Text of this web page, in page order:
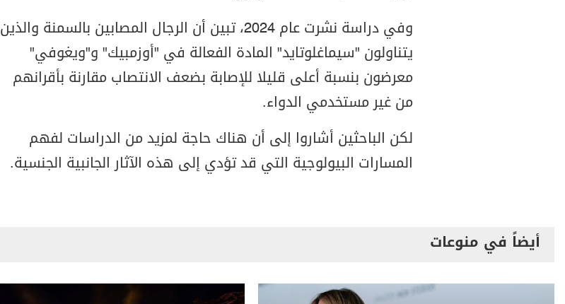
وفي دراسة نشرت عام 2024، تبين أن الرجال المصابين بالسمنة والذين
يتناولون "سيماغلوتايد" المادة الفعالة في "أوزمبيك" و"ويغوفي"
معرضون بنسبة أعلى قليلا للإصابة بضعف الانتصاب مقارنة بأقرانهم
من غير مستخدمي الدواء.
لكن الباحثين أشاروا إلى أن هناك حاجة لمزيد من الدراسات لفهم
المسارات البيولوجية التي قد تؤدي إلى هذه الآثار الجانبية الجنسية.
أيضاً في منوعات